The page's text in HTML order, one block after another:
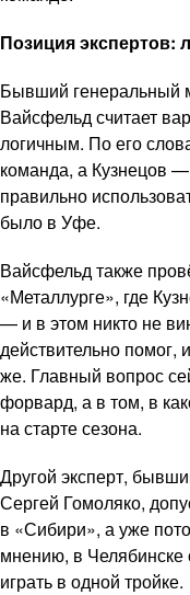
Позиция экспертов:
Бывший генеральный
Вайсфельд считает
логичным. По его
команда, а Кузнецов
правильно
было в Уфе.
Вайсфельд также
«Металлурге», где
— и в этом никто не
действительно помог,
же. Главный вопрос
форвард, а в том, в
на старте сезона.
Другой эксперт,
Сергей Гомоляко,
в «Сибири», а уже
мнению, в Челябинске
играть в одной тройке.